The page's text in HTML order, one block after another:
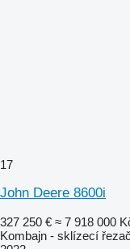
17
John Deere 8600i
327 250 € ≈ 7 918 000
Kombajn - sklízecí